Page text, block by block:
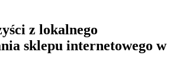
z lokalnego
sklepu internetowego w